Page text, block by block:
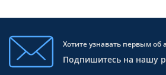
Хотите узнавать первым об
Подпишитесь на нашу